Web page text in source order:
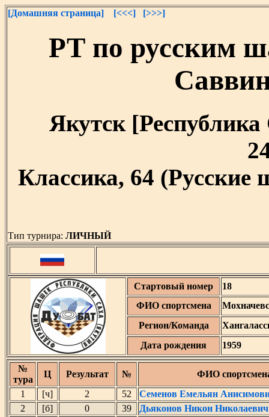
[Домашняя страница] [<<<] [>>>]
РТ по русским
Якутск
Классика, 64
Тип турнира: ЛИЧНЫЙ
Стартовый номер
18
ФИО спортсмена
Регион/Команда
Дата рождения
1959
№
тура
Ц Результат №
ФИО
1
[ч] 2 52
Семенов Емельян
2
[б] 0 39
Дьяконов Никон Николаевич